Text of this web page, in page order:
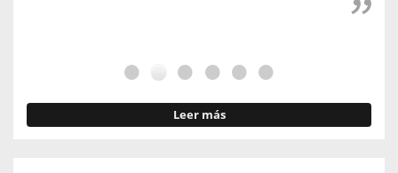
Leer más